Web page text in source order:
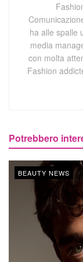
ha alle spalle
media
con molta
Fashion
Potrebbero
BEAUTY NEWS